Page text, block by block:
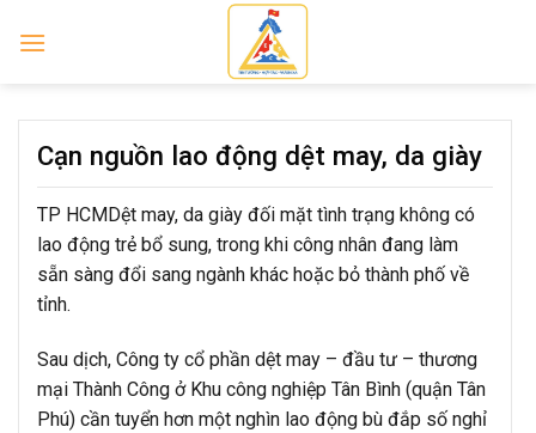
Cạn nguồn lao động dệt may, da giày
TP HCM Dệt may, da giày đối mặt tình trạng không có
lao động trẻ bổ sung, trong khi công nhân đang làm
sẵn sàng đổi sang ngành khác hoặc bỏ thành phố về
tỉnh.
Sau dịch, Công ty cổ phần dệt may – đầu tư – thương
mại Thành Công ở Khu công nghiệp Tân Bình (quận Tân
Phú) cần tuyển hơn một nghìn lao động bù đắp số nghỉ